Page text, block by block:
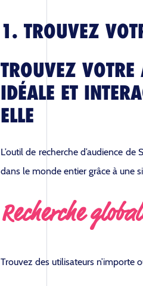
1. TROUVEZ
TROUVEZ VOTRE
IDÉALE ET
ELLE
L’outil de recherche d’audience
dans le monde entier grâce à une
Recherche
Trouvez des utilisateurs n’importe